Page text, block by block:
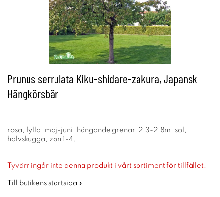
Prunus serrulata Kiku-shidare-zakura, Japansk
Hängkörsbär
rosa, fylld, maj-juni, hängande grenar, 2,3-2,8m, sol,
halvskugga, zon 1-4.
Tyvärr ingår inte denna produkt i vårt sortiment för tillfället.
Till butikens startsida »